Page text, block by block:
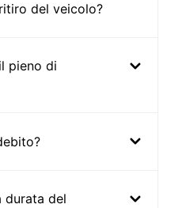
del veicolo?
pieno di
durata del